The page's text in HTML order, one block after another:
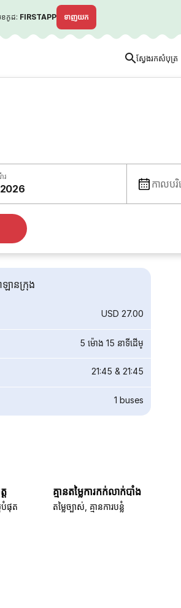
ខកូដ: FIRSTAPP ទាញយក
ស្វែងរកសំបុត្រ
រ
កាលបរិ
ានក្រុង
USD 27.00
5 ម៉ោង 15 នាទី​ដើម្
21:45 & 21:45
1 buses
បំផុត
គ្មានតម្លៃការកក់លាក់បាំង
តម្លៃច្បាស់, គ្មានការបន្លំ